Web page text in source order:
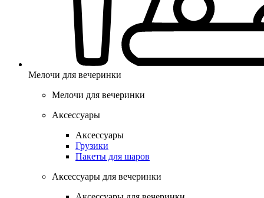
Мелочи для вечеринки
Мелочи для вечеринки
Аксессуары
Аксессуары
Грузики
Пакеты для шаров
Аксессуары для вечеринки